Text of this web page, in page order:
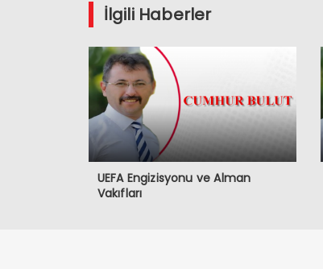
İlgili Haberler
UEFA Engizisyonu ve Alman
Vakıfları